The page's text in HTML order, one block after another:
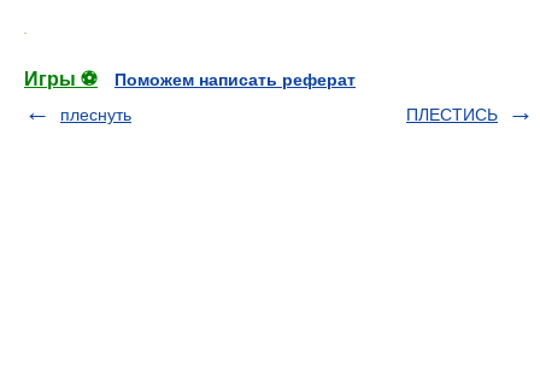
Игры ⚽
Поможем написать реферат
плеснуть
ПЛЕСТИСЬ